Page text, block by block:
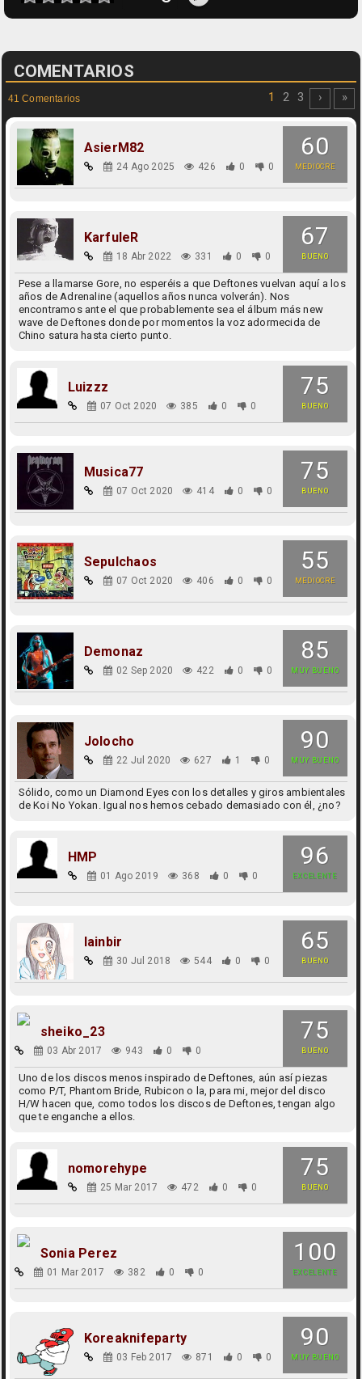
COMENTARIOS
41 Comentarios 1 2 3 › »
60
MEDIOCRE
AsierM82
24 Ago 2025 426 0 0
67
BUENO
KarfuleR
18 Abr 2022 331 0 0
Pese a llamarse Gore, no esperéis a que Deftones vuelvan aquí a los
años de Adrenaline (aquellos años nunca volverán). Nos
encontramos ante el que probablemente sea el álbum más new
wave de Deftones donde por momentos la voz adormecida de
Chino satura hasta cierto punto.
75
BUENO
Luizzz
07 Oct 2020 385 0 0
75
BUENO
Musica77
07 Oct 2020 414 0 0
55
MEDIOCRE
Sepulchaos
07 Oct 2020 406 0 0
85
MUY BUENO
Demonaz
02 Sep 2020 422 0 0
90
MUY BUENO
Jolocho
22 Jul 2020 627 1 0
Sólido, como un Diamond Eyes con los detalles y giros ambientales
de Koi No Yokan. Igual nos hemos cebado demasiado con él, ¿no?
96
EXCELENTE
HMP
01 Ago 2019 368 0 0
65
BUENO
lainbir
30 Jul 2018 544 0 0
75
BUENO
sheiko_23
03 Abr 2017 943 0 0
Uno de los discos menos inspirado de Deftones, aún así piezas
como P/T, Phantom Bride, Rubicon o la, para mi, mejor del disco
H/W hacen que, como todos los discos de Deftones, tengan algo
que te enganche a ellos.
75
BUENO
nomorehype
25 Mar 2017 472 0 0
100
EXCELENTE
Sonia Perez
01 Mar 2017 382 0 0
90
MUY BUENO
Koreaknifeparty
03 Feb 2017 871 0 0